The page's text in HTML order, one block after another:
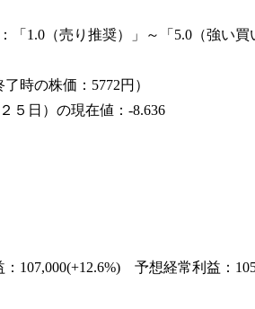
「1.0（売り推奨）」～「5.0（強い
時の株価：5772円）
５日）の現在値：-8.636
107,000(+12.6%) 予想経常利益：